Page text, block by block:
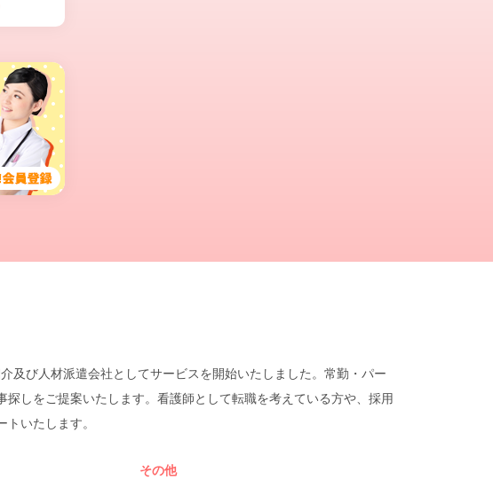
及び人材派遣会社としてサービスを開始いたしました。常勤・パー
しをご提案いたします。看護師として転職を考えている方や、採用
いたします。
その他